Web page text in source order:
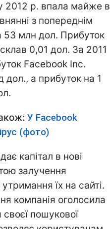
2012 р. впала майже в
з попереднім
53 млн дол. Прибуток
0,01 дол. За 2011
Facebook Inc.
дол., а прибуток на 1
У Facebook
(фото)
капітал в нові
залучення
утримання їх на сайті.
компанія оголосила
пошукової